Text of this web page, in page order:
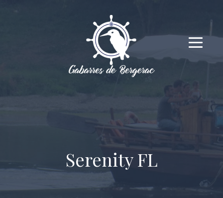
Serenity FL